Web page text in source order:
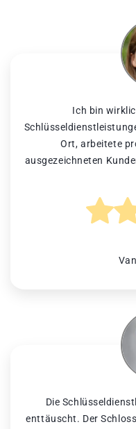
Ich bin
Ort, arbeitete
ausgezeichneten
Die
enttäuscht. Der